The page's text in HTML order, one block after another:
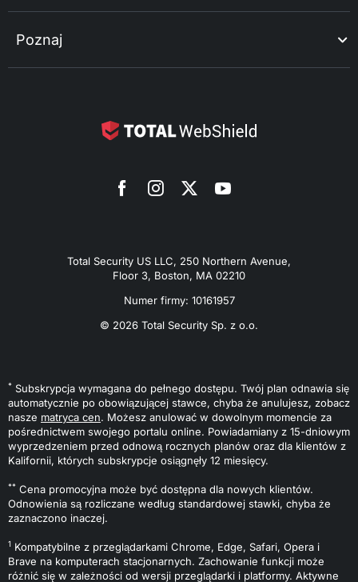
Total Security US LLC, 250 Northern Avenue,
Floor 3, Boston, MA 02210
Numer firmy: 10161957
© 2026 Total Security Sp. z o.o.
Poznaj
* Subskrypcja wymagana do pełnego dostępu. Twój plan odnawia się
automatycznie po obowiązującej stawce, chyba że anulujesz, zobacz
nasze matryca cen. Możesz anulować w dowolnym momencie za
pośrednictwem swojego portalu online. Powiadamiany z 15-dniowym
wyprzedzeniem przed odnową rocznych planów oraz dla klientów z
Kalifornii, których subskrypcje osiągnęły 12 miesięcy.
** Cena promocyjna może być dostępna dla nowych klientów.
Odnowienia są rozliczane według standardowej stawki, chyba że
zaznaczono inaczej.
1 Kompatybilne z przeglądarkami Chrome, Edge, Safari, Opera i
Brave na komputerach stacjonarnych. Zachowanie funkcji może
różnić się w zależności od wersji przeglądarki i platformy. Aktywne